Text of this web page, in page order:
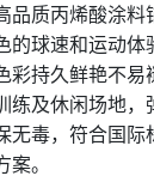
质丙烯酸涂料
的球速和运动体
持久鲜艳不易
练及休闲场地，
无毒，符合国际
。